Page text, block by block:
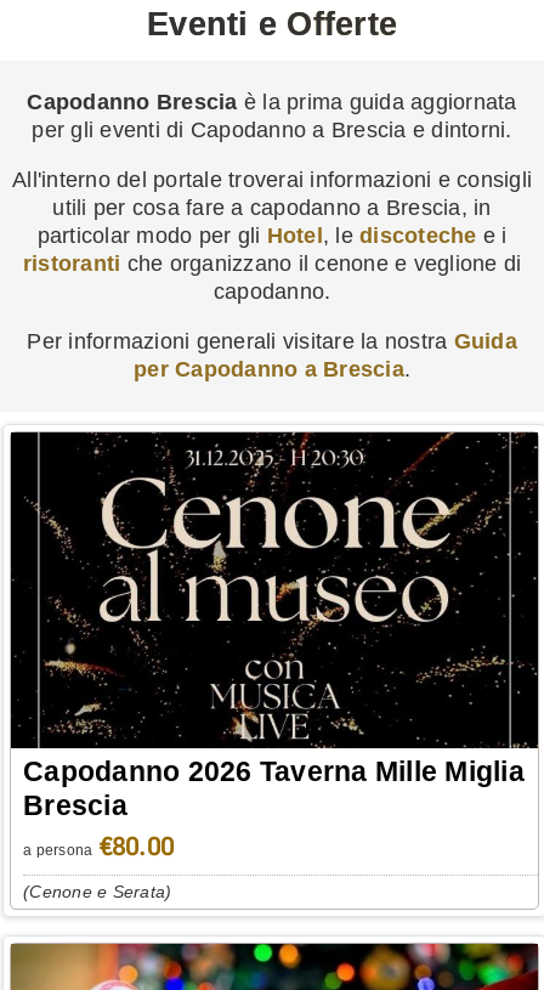
Eventi e Offerte
Capodanno Brescia è la prima guida aggiornata
per gli eventi di Capodanno a Brescia e dintorni.
All'interno del portale troverai informazioni e consigli
utili per cosa fare a capodanno a Brescia, in
particolar modo per gli Hotel, le discoteche e i
ristoranti che organizzano il cenone e veglione di
capodanno.
Per informazioni generali visitare la nostra Guida
per Capodanno a Brescia.
Capodanno 2026 Taverna Mille Miglia
Brescia
a persona €80.00
(Cenone e Serata)